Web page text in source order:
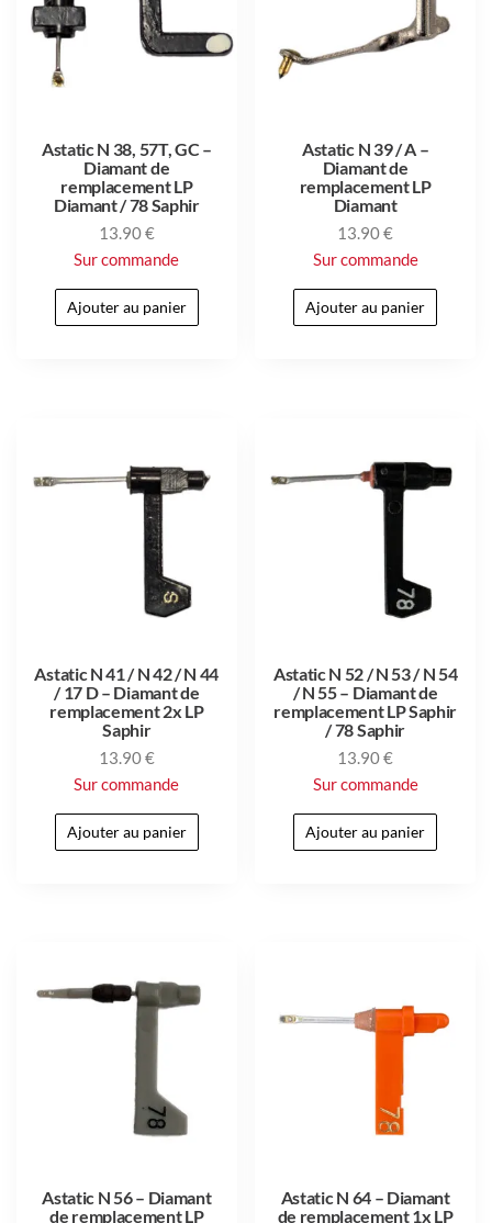
Astatic N 38, 57T, GC –
Diamant de
remplacement LP
Diamant / 78 Saphir
13.90€
Sur commande
Ajouter au panier
Astatic N 39 / A –
Diamant de
remplacement LP
Diamant
13.90€
Sur commande
Ajouter au panier
Astatic N 41 / N 42 / N 44
/ 17 D – Diamant de
remplacement 2x LP
Saphir
13.90€
Sur commande
Ajouter au panier
Astatic N 52 / N 53 / N 54
/ N 55 – Diamant de
remplacement LP Saphir
/ 78 Saphir
13.90€
Sur commande
Ajouter au panier
Astatic N 56 – Diamant
de remplacement LP
Astatic N 64 – Diamant
de remplacement 1x LP